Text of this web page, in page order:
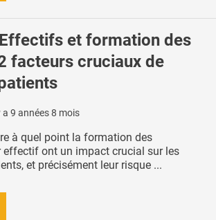
et formation des
facteurs cruciaux de
a 9 années 8 mois
à quel point la formation des
effectif ont un impact crucial sur les
et précisément leur risque ...